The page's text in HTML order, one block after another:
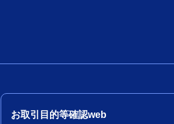
お取引目的等確認web